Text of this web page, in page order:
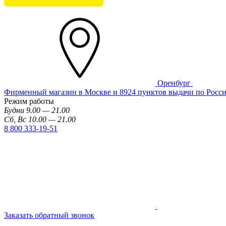
Оренбург
Фирменный магазин в Москве и 8924 пунктов выдачи по
Режим работы
Будни 9.00 — 21.00
Сб, Вс 10.00 — 21.00
8 800 333-19-51
Заказать обратный звонок